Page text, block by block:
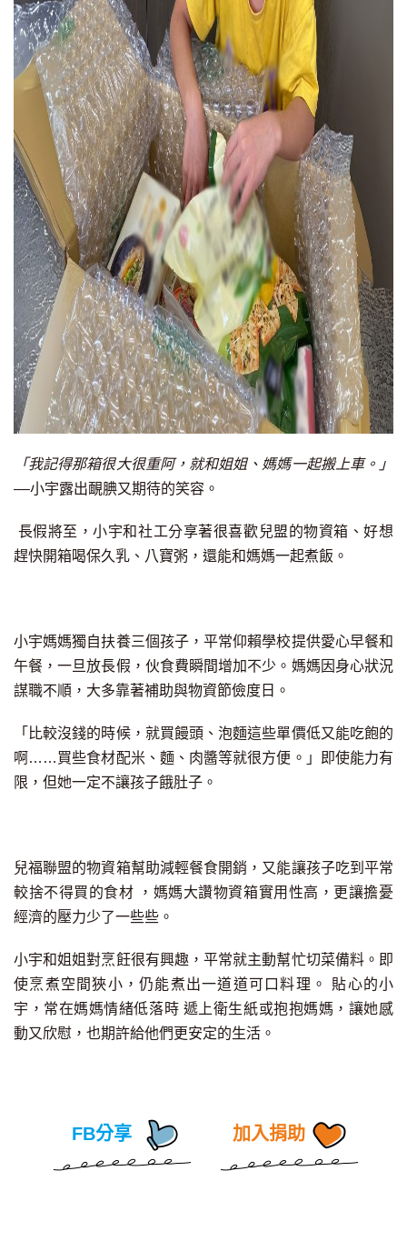
「我記得那箱很大很重阿，就和姐姐、媽媽一起搬上車。」
––小宇露出靦腆又期待的笑容。
長假將至，小宇和社工分享著很喜歡兒盟的物資箱、好想
趕快開箱喝保久乳、八寶粥，還能和媽媽一起煮飯。
小宇媽媽獨自扶養三個孩子，平常仰賴學校提供愛心早餐和
午餐，一旦放長假，伙食費瞬間增加不少。媽媽因身心狀況
謀職不順，大多靠著補助與物資節儉度日。
「比較沒錢的時候，就買饅頭、泡麵這些單價低又能吃飽的
啊……買些食材配米、麵、肉醬等就很方便。」即使能力有
限，但她一定不讓孩子餓肚子。
兒福聯盟的物資箱幫助減輕餐食開銷，又能讓孩子吃到平常
較捨不得買的食材 ，媽媽大讚物資箱實用性高，更讓擔憂
經濟的壓力少了一些些。
小宇和姐姐對烹飪很有興趣，平常就主動幫忙切菜備料。即
使烹煮空間狹小，仍能煮出一道道可口料理。
貼心的小
宇，常在媽媽情緒低落時 遞上衛生紙或抱抱媽媽，讓她感
動又欣慰，也期許給他們更安定的生活。
FB分享 加入捐助